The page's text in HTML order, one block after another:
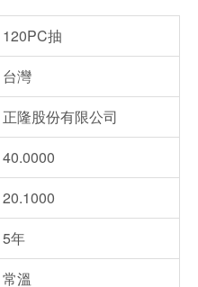
120PC抽
台灣
正隆股份有限公司
40.0000
20.1000
5年
常溫